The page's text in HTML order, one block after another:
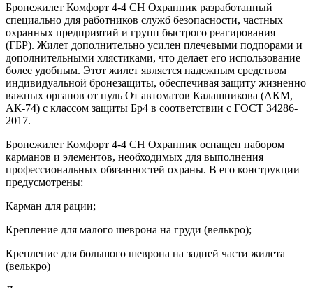
Бронежилет Комфорт 4-4 СН Охранник разработанный
специально для работников служб безопасности, частных
охранных предприятий и групп быстрого реагирования
(ГБР). Жилет дополнительно усилен плечевыми подпорами и
дополнительными хлястиками, что делает его использование
более удобным. Этот жилет является надежным средством
индивидуальной бронезащиты, обеспечивая защиту жизненно
важных органов от пуль От автоматов Калашникова (АКМ,
АК-74) с классом защиты Бр4 в соответствии с ГОСТ 34286-
2017.
Бронежилет Комфорт 4-4 СН Охранник оснащен набором
карманов и элементов, необходимых для выполнения
профессиональных обязанностей охраны. В его конструкции
предусмотрены:
Карман для рации;
Крепление для малого шеврона на груди (велькро);
Крепление для большого шеврона на задней части жилета
(велькро)